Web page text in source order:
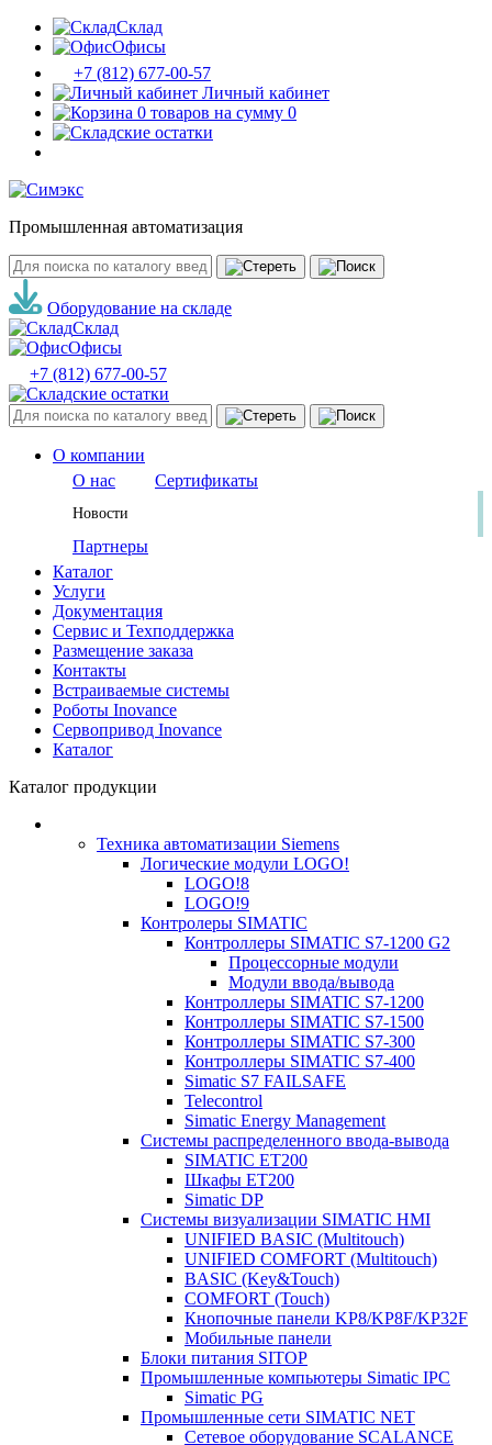
Склад
Офисы
+7 (812) 677-00-57
Личный кабинет
0 товаров на сумму 0
Промышленная автоматизация
Оборудование на складе
Склад
Офисы
+7 (812) 677-00-57
О компании
О нас
Сертификаты
Новости
Партнеры
Каталог
Услуги
Документация
Сервис и Техподдержка
Размещение заказа
Контакты
Встраиваемые системы
Роботы Inovance
Сервопривод Inovance
Каталог
Каталог продукции
Техника автоматизации Siemens
Логические модули LOGO!
LOGO!8
LOGO!9
Контролеры SIMATIC
Контроллеры SIMATIC S7-1200 G2
Процессорные модули
Модули ввода/вывода
Контроллеры SIMATIC S7-1200
Контроллеры SIMATIC S7-1500
Контроллеры SIMATIC S7-300
Контроллеры SIMATIC S7-400
Simatic S7 FAILSAFE
Telecontrol
Simatic Energy Management
Системы распределенного ввода-вывода
SIMATIC ET200
Шкафы ET200
Simatic DP
Системы визуализации SIMATIC HMI
UNIFIED BASIC (Multitouch)
UNIFIED COMFORT (Multitouch)
BASIC (Key&Touch)
COMFORT (Touch)
Кнопочные панели KP8/KP8F/KP32F
Мобильные панели
Блоки питания SITOP
Промышленные компьютеры Simatic IPC
Simatic PG
Промышленные сети SIMATIC NET
Сетевое оборудование SCALANCE